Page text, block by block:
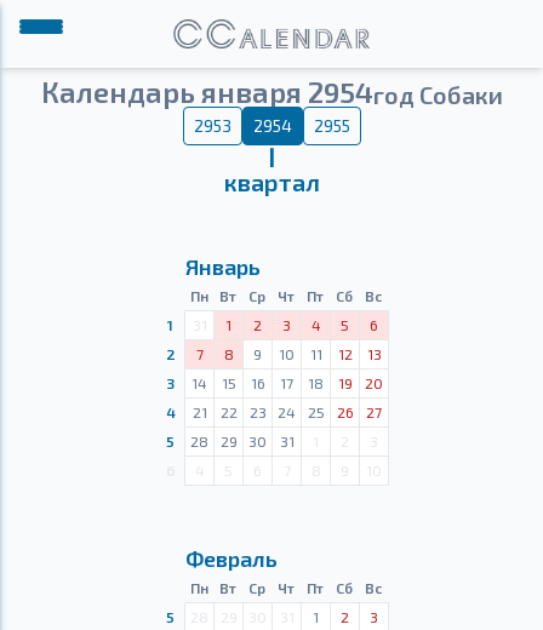
Календарь января 2954год Собаки
2953 2954 2955
Ⅰ
квартал
Январь
Пн Вт Ср Чт Пт Сб
Вс
1
31 1 2 3 4 5
6
2
7 8 9 10 11 12
13
3
14 15 16 17 18 19
20
4
21 22 23 24 25 26
27
5
28 29 30 31 1 2
3
4 5 6 7 8 9 10
Февраль
Пн Вт Ср Чт Пт Сб
Вс
5
28 29 30 31 1 2
3